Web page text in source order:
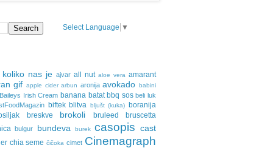
Select Language ▼
koliko nas je ajvar all nut aloe vera amarant
gif apple cider arbun aronija avokado babini
Baileys Irish Cream banana batat bbq sos beli luk
biftek blitva bljušt (kuka)
boranija
breskve brokoli bruleed
bruscetta
bulgur bundeva burek casopis cast
chia seme čičoka cimet Cinemagraph